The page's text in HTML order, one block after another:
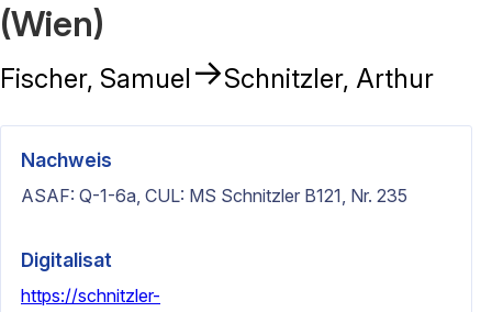
(Wien)
Fischer, Samuel →Schnitzler, Arthur
Nachweis
ASAF: Q-1-6a, CUL: MS Schnitzler B121, Nr. 235
Digitalisat
https://schnitzler-